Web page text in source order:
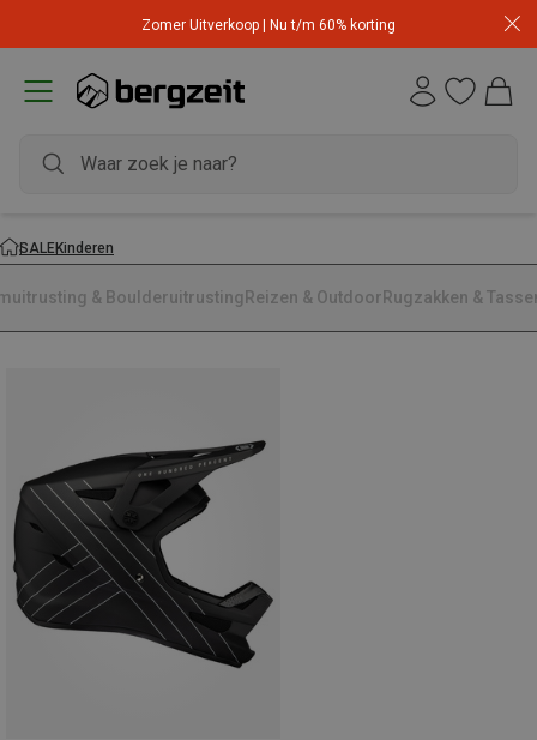
Zomer Uitverkoop | Nu t/m 60% korting
SALEKinderen
& Boulderuitrusting Reizen & Outdoor Rugzakken &